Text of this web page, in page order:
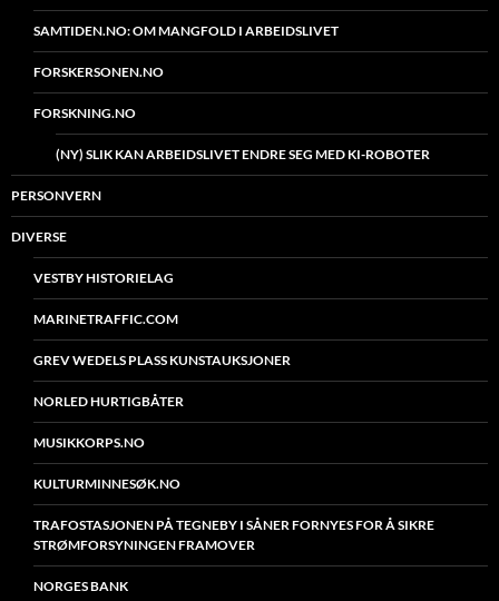
SAMTIDEN.NO: OM MANGFOLD I ARBEIDSLIVET
FORSKERSONEN.NO
FORSKNING.NO
(NY) SLIK KAN ARBEIDSLIVET ENDRE SEG MED KI-ROBOTER
PERSONVERN
DIVERSE
VESTBY HISTORIELAG
MARINETRAFFIC.COM
GREV WEDELS PLASS KUNSTAUKSJONER
NORLED HURTIGBÅTER
MUSIKKORPS.NO
KULTURMINNESØK.NO
TRAFOSTASJONEN PÅ TEGNEBY I SÅNER FORNYES FOR Å SIKRE
STRØMFORSYNINGEN FRAMOVER
NORGES BANK